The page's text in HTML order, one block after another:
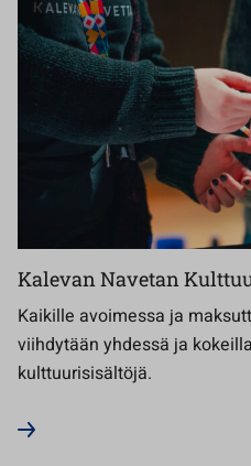
Kalevan Navetan
Kaikille avoimessa ja
viihdytään yhdessä ja
kulttuurisisältöjä.